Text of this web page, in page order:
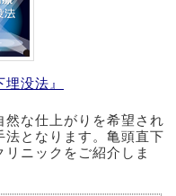
没法』
な仕上がりを希望され
法となります。亀頭直下
ニックをご紹介しま